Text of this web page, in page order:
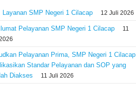
Layanan SMP Negeri 1 Cilacap 12 Juli 2026
Pelayanan SMP Negeri 1 Cilacap
11
Pelayanan Prima, SMP Negeri 1 Cilacap
Standar Pelayanan dan SOP yang
Diakses
11 Juli 2026